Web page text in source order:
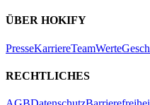
ÜBER HOKIFY
PresseKarriereTeamWerte
RECHTLICHES